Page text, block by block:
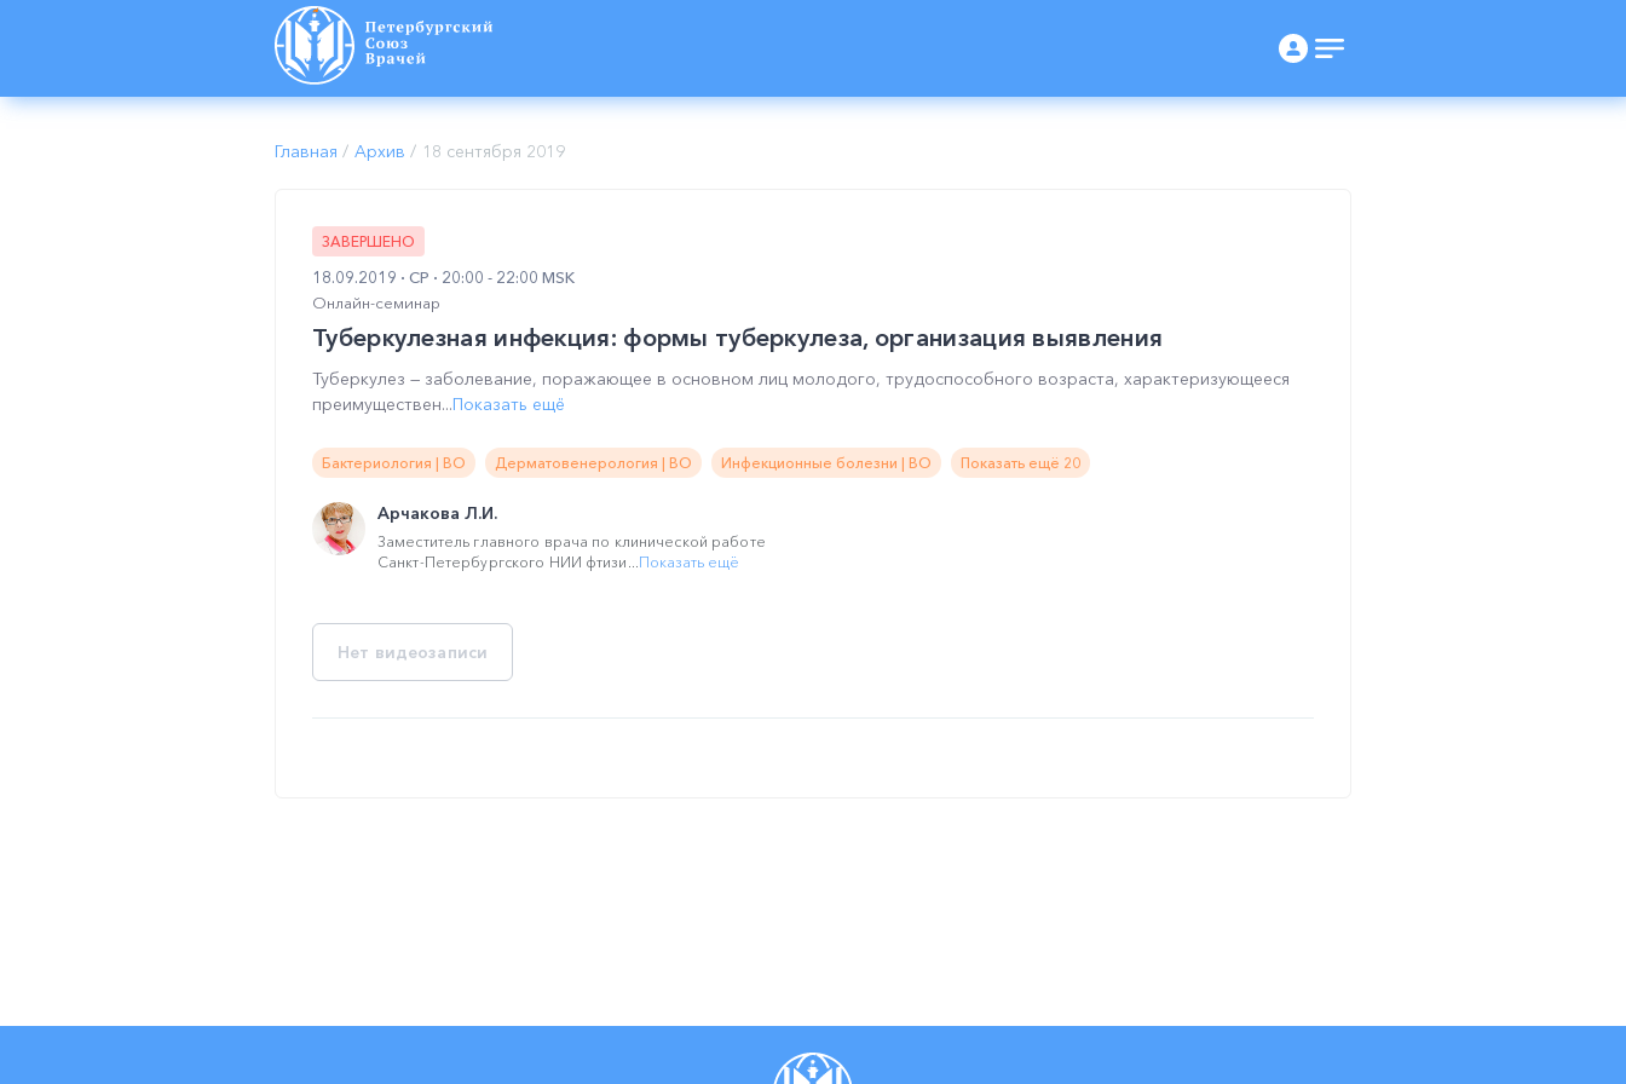
Главная / Архив / 18 сентября 2019
ЗАВЕРШЕНО
18.09.2019 СР
20:00 - 22:00 MSK
Онлайн-семинар
Туберкулезная инфекция: формы туберкулеза, организация выявления
Туберкулез — заболевание, поражающее в основном лиц молодого, трудоспособного возраста, характеризующееся
преимуществен...Показать ещё
Бактериология | ВО Дерматовенерология | ВО Инфекционные болезни | ВО Показать ещё 20
Арчакова Л.И.
Заместитель главного врача по клинической работе
Санкт-Петербургского НИИ фтизи...Показать ещё
Нет видеозаписи